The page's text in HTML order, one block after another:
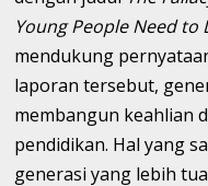
Young People Need
mendukung
laporan tersebut,
membangun keahlian
pendidikan. Hal yang
generasi yang lebih